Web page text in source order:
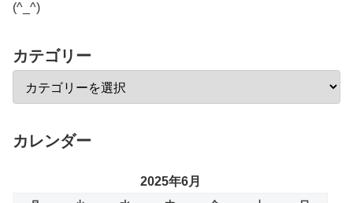
(^_^)
カテゴリー
カレンダー
2025年6月